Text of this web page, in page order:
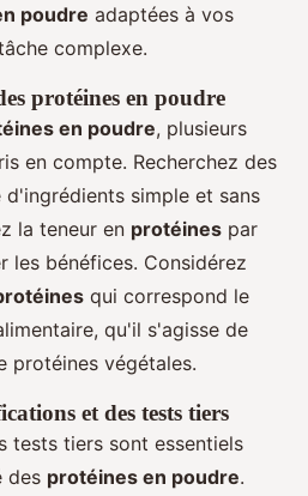
poudre adaptées à vos
complexe.
protéines en poudre
en poudre, plusieurs
en compte. Recherchez des
simple et sans
la teneur en protéines par
les bénéfices. Considérez
qui correspond le
qu'il s'agisse de
protéines végétales.
et des tests tiers
tests tiers sont essentiels
des protéines en poudre.